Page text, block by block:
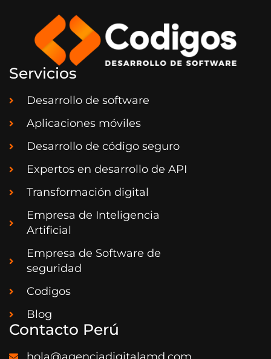
Servicios
Desarrollo de software
Aplicaciones móviles
Desarrollo de código seguro
Expertos en desarrollo de API
Transformación digital
Empresa de Inteligencia
Artificial
Empresa de Software de
seguridad
Codigos
Blog
Contacto Perú